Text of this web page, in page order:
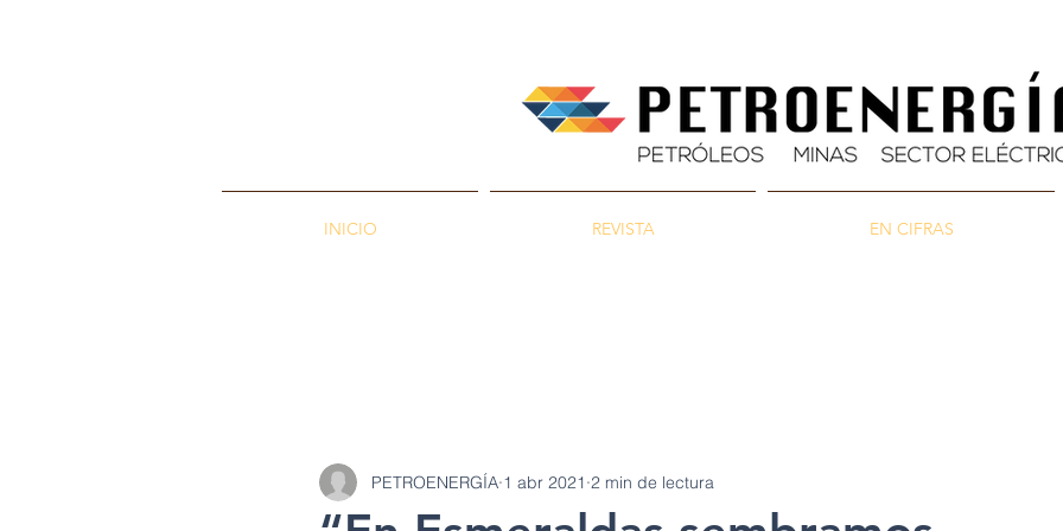
INICIO REVISTA EN CIFRAS
PETROENERGÍA 1 abr 2021 2 min de lectura